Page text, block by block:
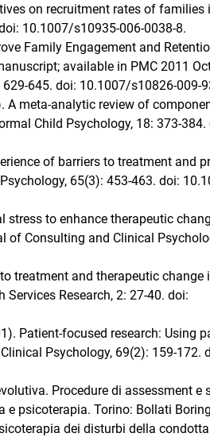
on recruitment rates of families
10.1007/s10935-006-0038-8.
Family Engagement and
available in PMC 2011
645. doi: 10.1007/s10826-009-
A meta-analytic review of
Child Psychology, 18: 373-
of barriers to treatment and
65(3): 453-463. doi:
stress to enhance therapeutic
Consulting and Clinical
treatment and therapeutic
Research, 2: 27-40. doi:
Patient-focused research: Using
Psychology, 69(2): 159-172.
Procedure di assessment e
psicoterapia. Torino: Bollati
dei disturbi della